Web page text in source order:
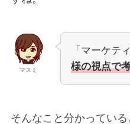
マスミ
「マーケテ
様の視点で
そんなこと分かってい